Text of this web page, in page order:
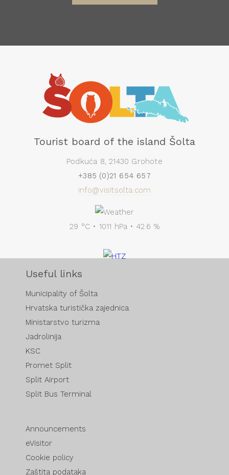
Tourist board of the island Šolta
Podkuća 8, 21430 Grohote
+385 (0)21 654 657
info@visitsolta.com
29 °C • 1011 hPa • 42.6 %
Useful links
Municipality of Šolta
Hrvatska turistička zajednica
Ministarstvo turizma
Jadrolinija
KSC
Promet Split
Split Airport
Split Bus Terminal
Announcements
eVisitor
Cookie policy
Zaštita podataka